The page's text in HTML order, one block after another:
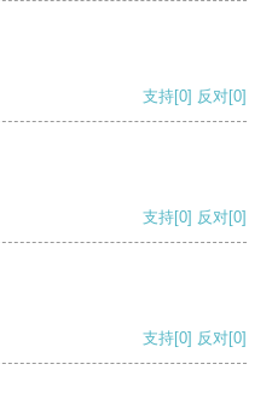
支持[0] 反对[0]
支持[0] 反对[0]
支持[0] 反对[0]